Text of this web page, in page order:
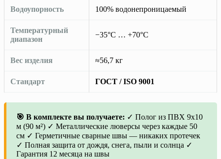
Водоупорность 100% водонепроницаемый
Температурный
диапазон
−35°C … +70°C
Вес изделия ≈56,7 кг
Стандарт ГОСТ / ISO 9001
🎯 В комплекте вы получаете: ✓ Полог из ПВХ 9х10
м (90 м²) ✓ Металлические люверсы через каждые 50
см ✓ Герметичные сварные швы — никаких протечек
✓ Полная защита от дождя, снега, пыли и солнца ✓
Гарантия 12 месяца на швы